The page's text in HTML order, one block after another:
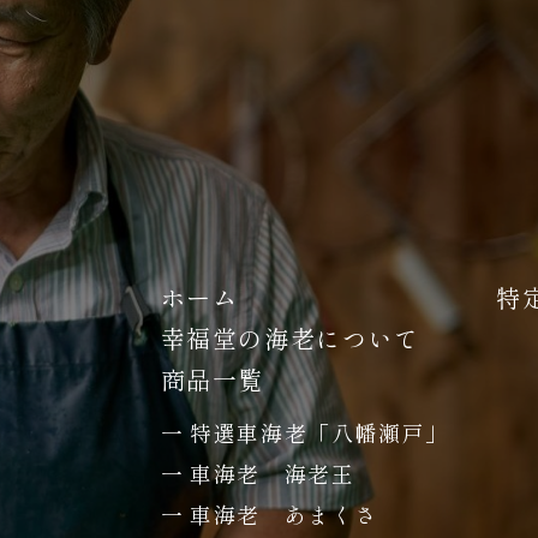
ホーム
幸福堂の海老について
商品一覧
特選車海老「八幡瀬戸」
車海老 海老王
車海老 あまくさ
特